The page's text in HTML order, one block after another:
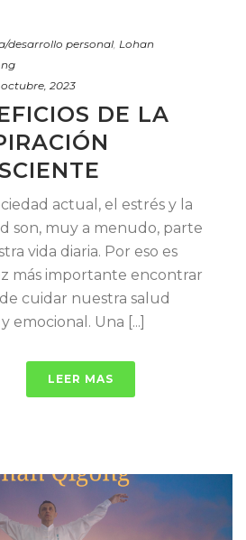
desarrollo personal, Lohan
octubre, 2023
DE LA
actual, el estrés y la
son, muy a menudo, parte
vida diaria. Por eso es
más importante encontrar
cuidar nuestra salud
emocional. Una [...]
LEER MAS